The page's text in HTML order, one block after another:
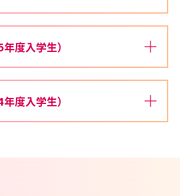
度入学生）
度入学生）